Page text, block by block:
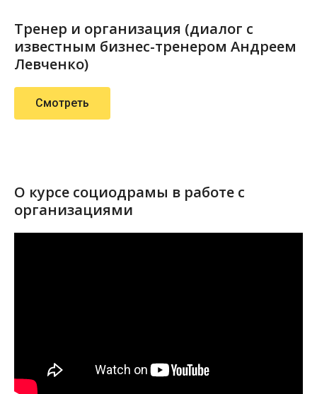
Тренер и организация (диалог с
известным бизнес-тренером Андреем
Левченко)
Смотреть
О курсе социодрамы в работе с
организациями